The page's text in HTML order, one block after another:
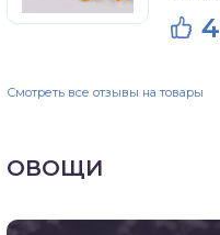
4
Смотреть все отзывы на товары
ОВОЩИ